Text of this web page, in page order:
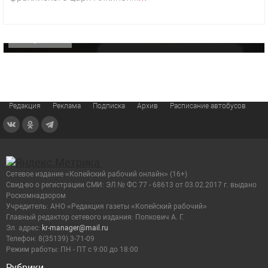
«Звезда» Метрана стала главным героем нового
Редакция Реклама Подписка Архив Расписание автобусов
Сетевое издание «Копейский рабочий онлайн» (16+)
Cвид-во о регистрации СМИ: ЭЛ № ФС 77 - 68613 от 03.02.2017 г. выдано
Роскомнадзором
Учредитель: АНО «Редакция газеты «Копейский рабочий»
Главный редактор сетевого издания: Попкович А. Г.
Эл. адрес: kr-manager@mail.ru
Телефон: 8(35139) 3-71-09
Режим работы: ПН - ПТ с 9:00 до 18:00